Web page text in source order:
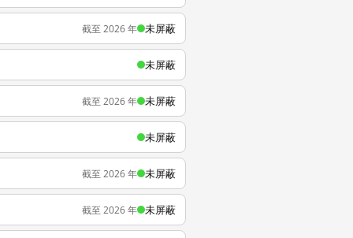
截至 2026 年 未屏蔽
未屏蔽
截至 2026 年 未屏蔽
未屏蔽
截至 2026 年 未屏蔽
截至 2026 年 未屏蔽